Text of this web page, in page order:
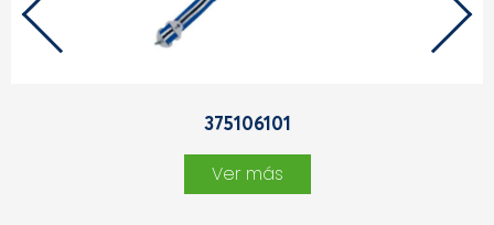
375106101
Ver más